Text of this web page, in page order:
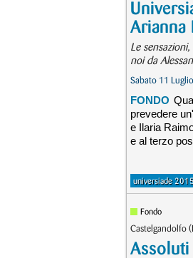
Arianna
Le
noi da
Sabato 11
FONDO
prevedere
e Ilaria
e al terzo
universiade
Fondo
Castelgandolfo